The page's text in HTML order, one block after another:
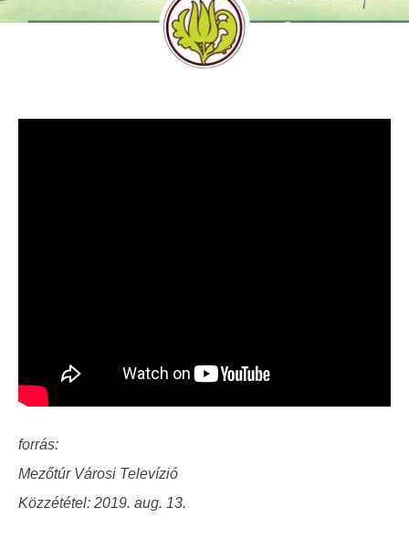
forrás:
Mezőtúr Városi Televízió
Közzététel: 2019. aug. 13.